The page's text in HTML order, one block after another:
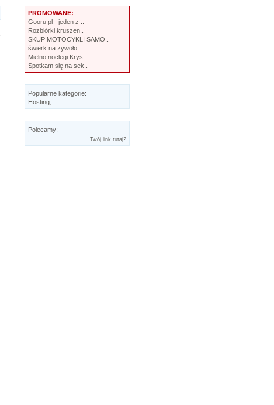
PROMOWANE:
Gooru.pl - jeden z ..
Rozbiórki,kruszen..
SKUP MOTOCYKLI SAMO..
świerk na żywoło..
Mielno noclegi Krys..
Spotkam się na sek..
Popularne kategorie:
Hosting
Polecamy:
Twój link tutaj?